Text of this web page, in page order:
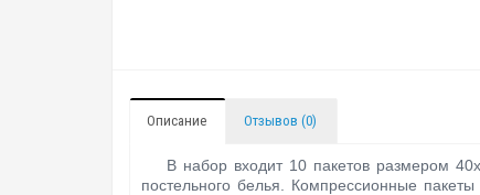
Описание Отзывов (0)
В набор входит 10 пакетов размером
постельного белья. Компрессионные